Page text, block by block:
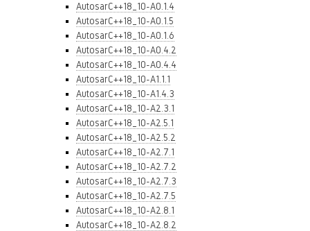
AutosarC++18_10-A0.1.4
AutosarC++18_10-A0.1.5
AutosarC++18_10-A0.1.6
AutosarC++18_10-A0.4.2
AutosarC++18_10-A0.4.4
AutosarC++18_10-A1.1.1
AutosarC++18_10-A1.4.3
AutosarC++18_10-A2.3.1
AutosarC++18_10-A2.5.1
AutosarC++18_10-A2.5.2
AutosarC++18_10-A2.7.1
AutosarC++18_10-A2.7.2
AutosarC++18_10-A2.7.3
AutosarC++18_10-A2.7.5
AutosarC++18_10-A2.8.1
AutosarC++18_10-A2.8.2